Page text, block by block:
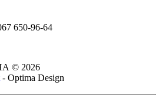
650-96-64
© 2026
- Optima Design